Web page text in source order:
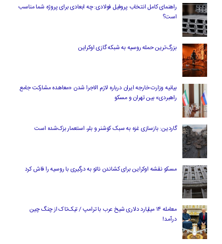
راهنمای کامل انتخاب پروفیل فولادی: چه ابعادی برای پروژه شما مناسب
است؟
بزرگ‌ترین حمله روسیه به شبکه گازی اوکراین
بیانیه وزارت خارجه ایران درباره لازم‌ الاجرا شدن «معاهده مشارکت جامع
راهبردی» بین تهران و مسکو
گاردین: بازسازی غزه به سبک کوشنر و بلر، استعمار بزک‌شده است
مسکو نقشه اوکراین برای کشاندن ناتو به درگیری با روسیه را فاش کرد
معامله ۱۴ میلیارد دلاری شیخ عرب با ترامپ / تیک‌تاک از چنگ چین
درآمد!